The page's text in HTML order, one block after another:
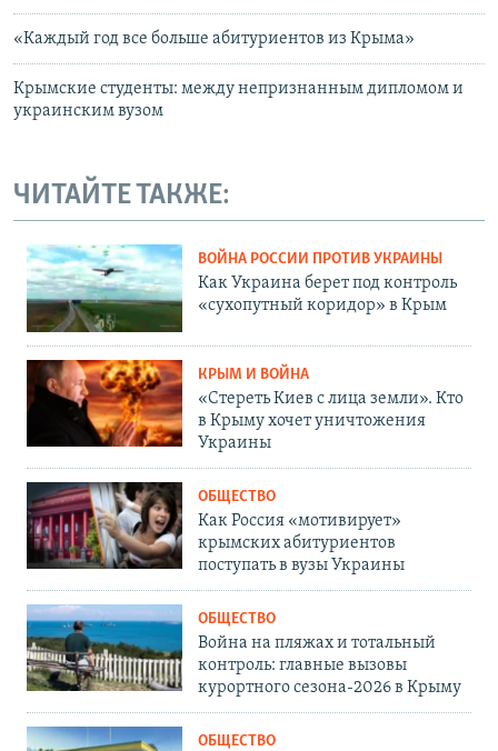
«Каждый год все больше абитуриентов из Крыма»
Крымские студенты: между непризнанным дипломом и
украинским вузом
ЧИТАЙТЕ ТАКЖЕ:
ВОЙНА РОССИИ ПРОТИВ УКРАИНЫ
Как Украина берет под контроль
«сухопутный коридор» в Крым
КРЫМ И ВОЙНА
«Стереть Киев с лица земли». Кто
в Крыму хочет уничтожения
Украины
ОБЩЕСТВО
Как Россия «мотивирует»
крымских абитуриентов
поступать в вузы Украины
ОБЩЕСТВО
Война на пляжах и тотальный
контроль: главные вызовы
курортного сезона-2026 в Крыму
ОБЩЕСТВО